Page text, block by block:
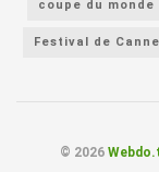
coupe du monde
Festival de
© 2026